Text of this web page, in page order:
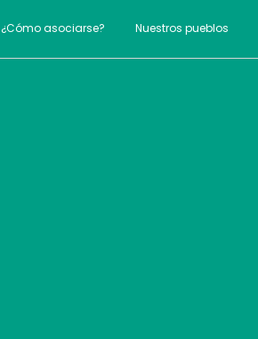
¿Cómo asociarse? Nuestros pueblos